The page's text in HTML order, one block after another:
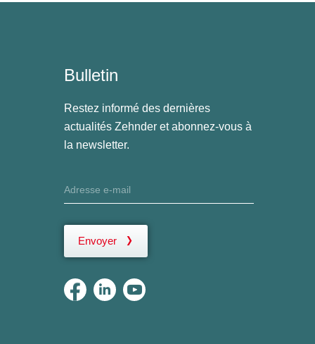
Bulletin
Restez informé des dernières
actualités Zehnder et abonnez-vous à
la newsletter.
Envoyer